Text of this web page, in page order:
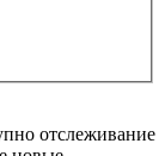
отслеживание